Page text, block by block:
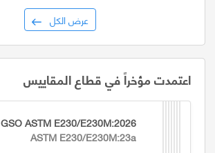
عرض الكل
اعتمدت مؤخراً في قطاع المقاييس
GSO ASTM E230/E230M:2026
ASTM E230/E230M:23a